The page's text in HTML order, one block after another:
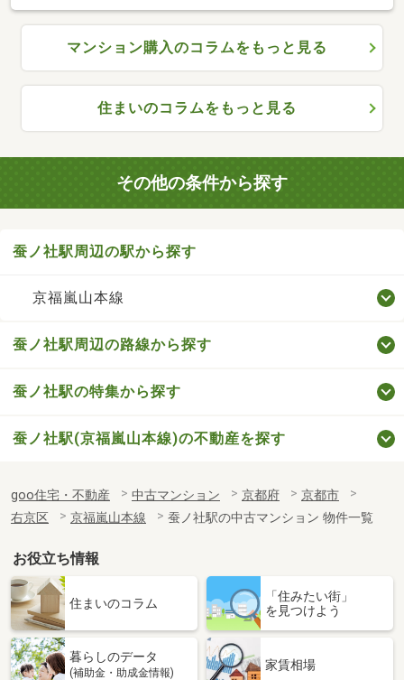
マンション購入のコラムをもっと見る
住まいのコラムをもっと見る
その他の条件から探す
蚕ノ社駅周辺の駅から探す
京福嵐山本線
蚕ノ社駅周辺の路線から探す
蚕ノ社駅の特集から探す
蚕ノ社駅(京福嵐山本線)の不動産を探す
goo住宅・不動産 中古マンション 京都府
京都市
右京区
京福嵐山本線 蚕ノ社駅の中古マンション 物件一覧
お役立ち情報
住まいのコラム
「住みたい街」
を見つけよう
暮らしのデータ
(補助金・助成金情報)
家賃相場